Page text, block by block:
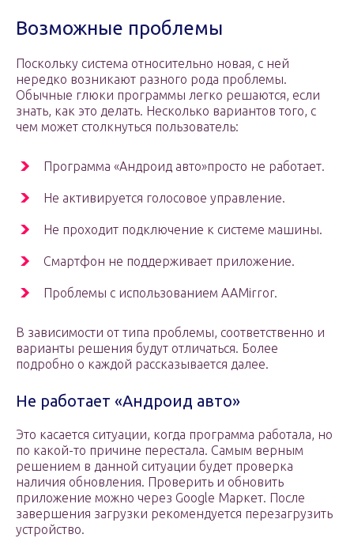
Возможные проблемы
Поскольку система относительно новая, с ней
нередко возникают разного рода проблемы.
Обычные глюки программы легко решаются, если
знать, как это делать. Несколько вариантов того, с
чем может столкнуться пользователь:
Программа «Андроид авто»просто не работает.
Не активируется голосовое управление.
Не проходит подключение к системе машины.
Смартфон не поддерживает приложение.
Проблемы с использованием AAMirror.
В зависимости от типа проблемы, соответственно и
варианты решения будут отличаться. Более
подробно о каждой рассказывается далее.
Не работает «Андроид авто»
Это касается ситуации, когда программа работала, но
по какой-то причине перестала. Самым верным
решением в данной ситуации будет проверка
наличия обновления. Проверить и обновить
приложение можно через Google Маркет. После
завершения загрузки рекомендуется перезагрузить
устройство.